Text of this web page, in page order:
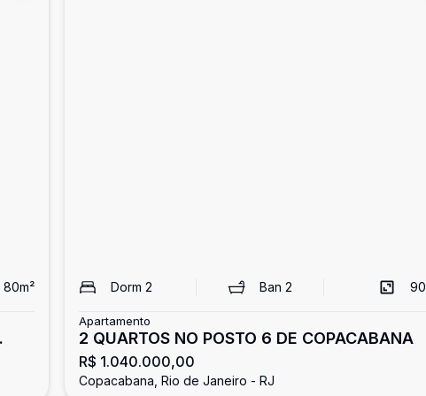
80m² Dorm 2 Ban 2 90
Apartamento
2 QUARTOS NO POSTO 6 DE COPACABANA
R$ 1.040.000,00
Copacabana, Rio de Janeiro - RJ